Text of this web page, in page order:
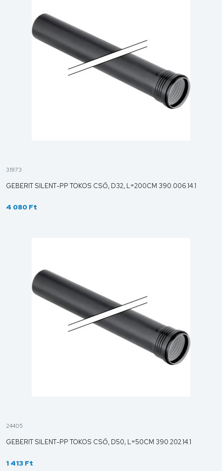
31973
GEBERIT SILENT-PP TOKOS CSŐ, D32, L=200CM 390.006.14.1
4 080 Ft
24405
GEBERIT SILENT-PP TOKOS CSŐ, D50, L=50CM 390.202.14.1
1 413 Ft